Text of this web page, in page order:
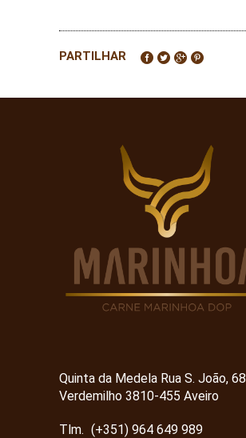
PARTILHAR
Quinta da Medela Rua S. João, 68
Verdemilho 3810-455 Aveiro
Tlm. (+351) 964 649 989